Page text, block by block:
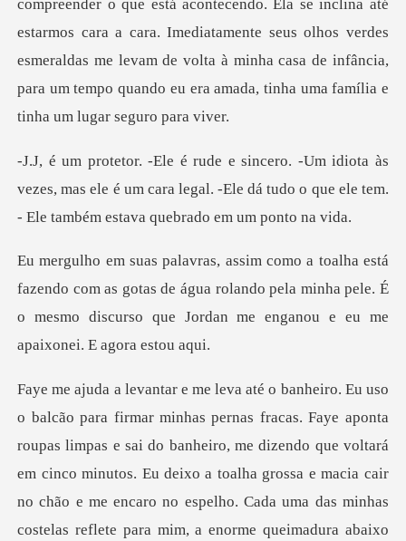
até
estarmos cara a cara. Imediatamente seus olhos verdes
esmeraldas me levam de volta à minha casa
às
vezes, mas ele é um cara legal. -Ele dá tudo o que e
com as gotas de água rolando pela minha pele. É
o mesmo discu
sai do banheiro, me dizendo que voltará
em cinco minutos. Eu deixo a toalha grossa e macia cair
no chão e me encaro no espelho.